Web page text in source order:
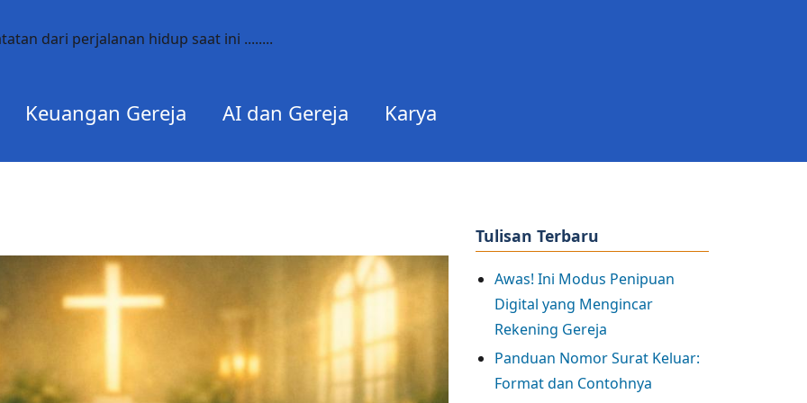
dari perjalanan hidup saat ini ........
Keuangan Gereja AI dan Gereja Karya
Tulisan Terbaru
Awas! Ini Modus Penipuan
Digital yang Mengincar
Rekening Gereja
Panduan Nomor Surat Keluar:
Format dan Contohnya